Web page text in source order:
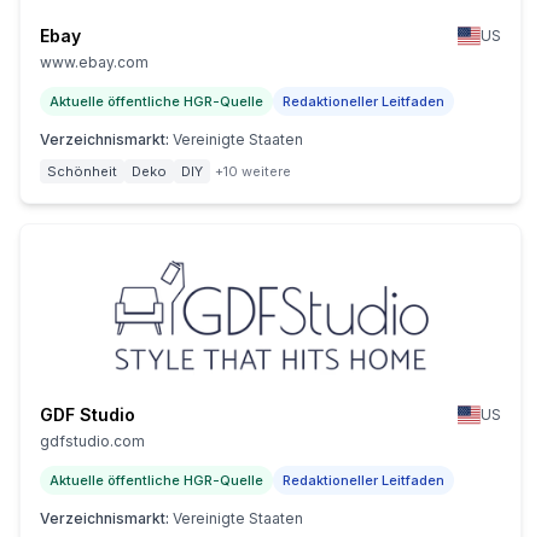
Ebay
US
www.ebay.com
Aktuelle öffentliche HGR-Quelle Redaktioneller Leitfaden
Verzeichnismarkt: Vereinigte Staaten
Schönheit Deko DIY +10 weitere
GDF Studio
US
gdfstudio.com
Aktuelle öffentliche HGR-Quelle Redaktioneller Leitfaden
Verzeichnismarkt: Vereinigte Staaten